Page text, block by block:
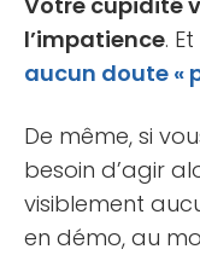
l’impatience. Et
aucun doute «
De même, si
besoin d’agir
visiblement
en démo, au